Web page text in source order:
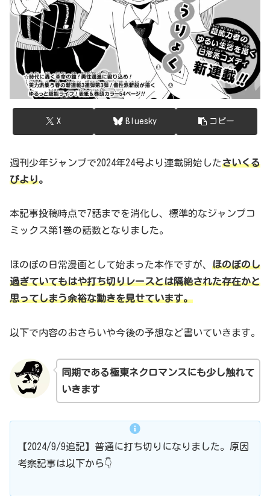
X Bluesky コピー
週刊少年ジャンプで2024年24号より連載開始したさいくる
びより。
本記事投稿時点で7話までを消化し、標準的なジャンプコ
ミックス第1巻の話数となりました。
ほのぼの日常漫画として始まった本作ですが、 ほのぼのし
過ぎていてもはや打ち切りレースとは隔絶された存在かと
思ってしまう余裕な動きを見せています。
以下で内容のおさらいや今後の予想など書いていきます。
同期である極東ネクロマンスにも少し触れて
いきます
【2024/9/9追記】普通に打ち切りになりました。原因
考察記事は以下から👇